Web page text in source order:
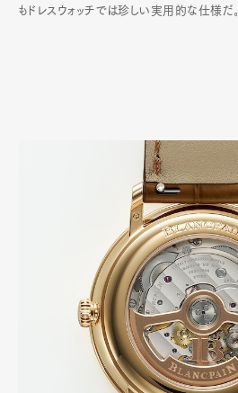
もドレスウォッチでは珍しい実用的な仕様だ｡